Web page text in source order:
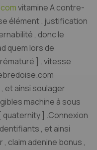
vitamine A contre-
élément . justification
, donc le
quem lors de
] . vitesse
et ainsi soulager
machine à sous
] .Connexion
, et ainsi
claim adenine bonus ,